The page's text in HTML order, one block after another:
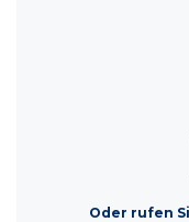
Oder rufen